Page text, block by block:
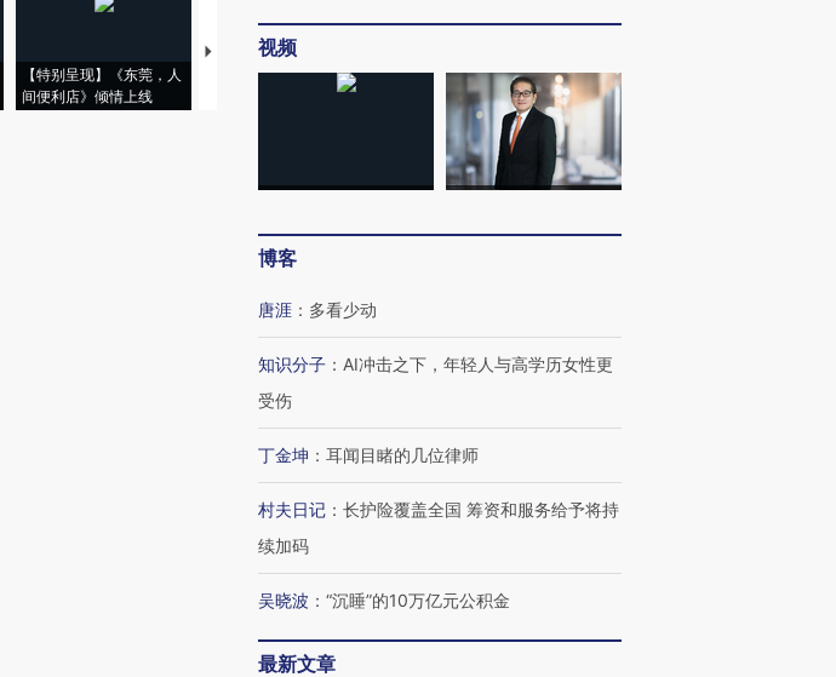
【特别呈现】《东莞，人
间便利店》倾情上线
【推广】走进第四届链博
会，让数智科技“链”接产
【特别呈现】寻找100种
有意思的生活方式·第三对
CFO：不靠规模取胜，华
住三大增长引擎是什么？
视频
博客
唐涯 ： 多看少动
知识分子 ： AI冲击之下，年轻人与高学历女性更
受伤
丁金坤 ： 耳闻目睹的几位律师
村夫日记 ： 长护险覆盖全国 筹资和服务给予将持
续加码
吴晓波 ： “沉睡”的10万亿元公积金
最新文章